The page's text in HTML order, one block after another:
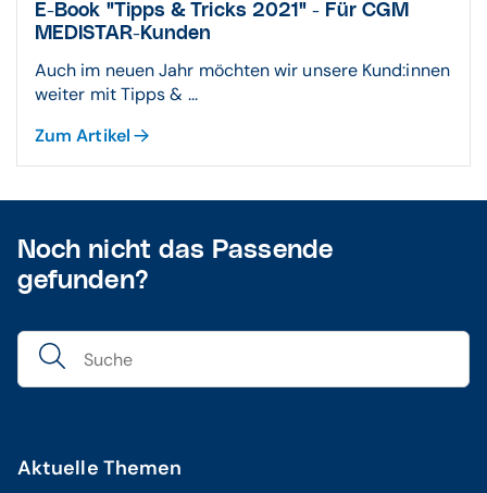
E-Book "Tipps & Tricks 2021" - Für CGM
MEDISTAR-Kunden
Auch im neuen Jahr möchten wir unsere Kund:innen
weiter mit Tipps & ...
Zum Artikel
Noch nicht das Passende
gefunden?
Aktuelle Themen